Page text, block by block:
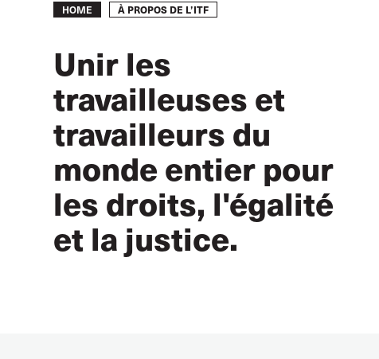
Breadcrumb
HOME À PROPOS DE L’ITF
Unir les
travailleuses et
travailleurs du
monde entier pour
les droits, l'égalité
et la justice.